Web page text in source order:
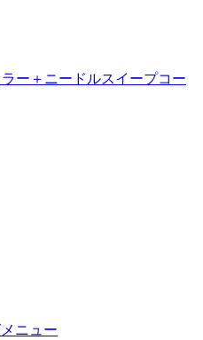
ー＋ニードルスイープコー
ニュー